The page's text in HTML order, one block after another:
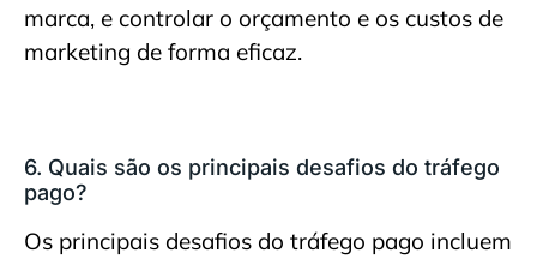
marca, e controlar o orçamento e os custos de
marketing de forma eficaz.
6. Quais são os principais desafios do tráfego
pago?
Os principais desafios do tráfego pago incluem